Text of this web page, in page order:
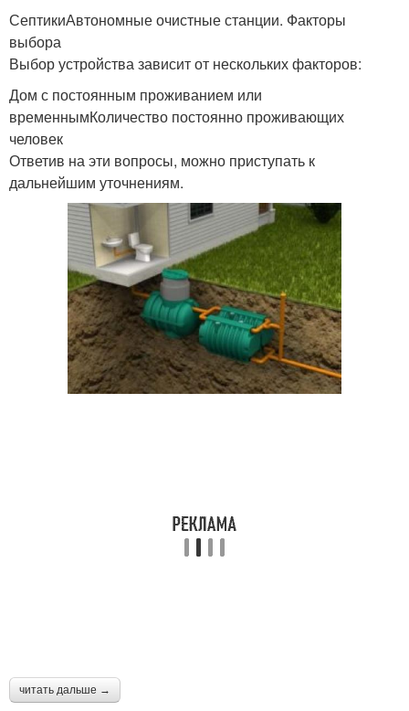
СептикиАвтономные очистные станции. Факторы
выбора
Выбор устройства зависит от нескольких факторов:
Дом с постоянным проживанием или
временнымКоличество постоянно проживающих
человек
Ответив на эти вопросы, можно приступать к
дальнейшим уточнениям.
читать дальше →